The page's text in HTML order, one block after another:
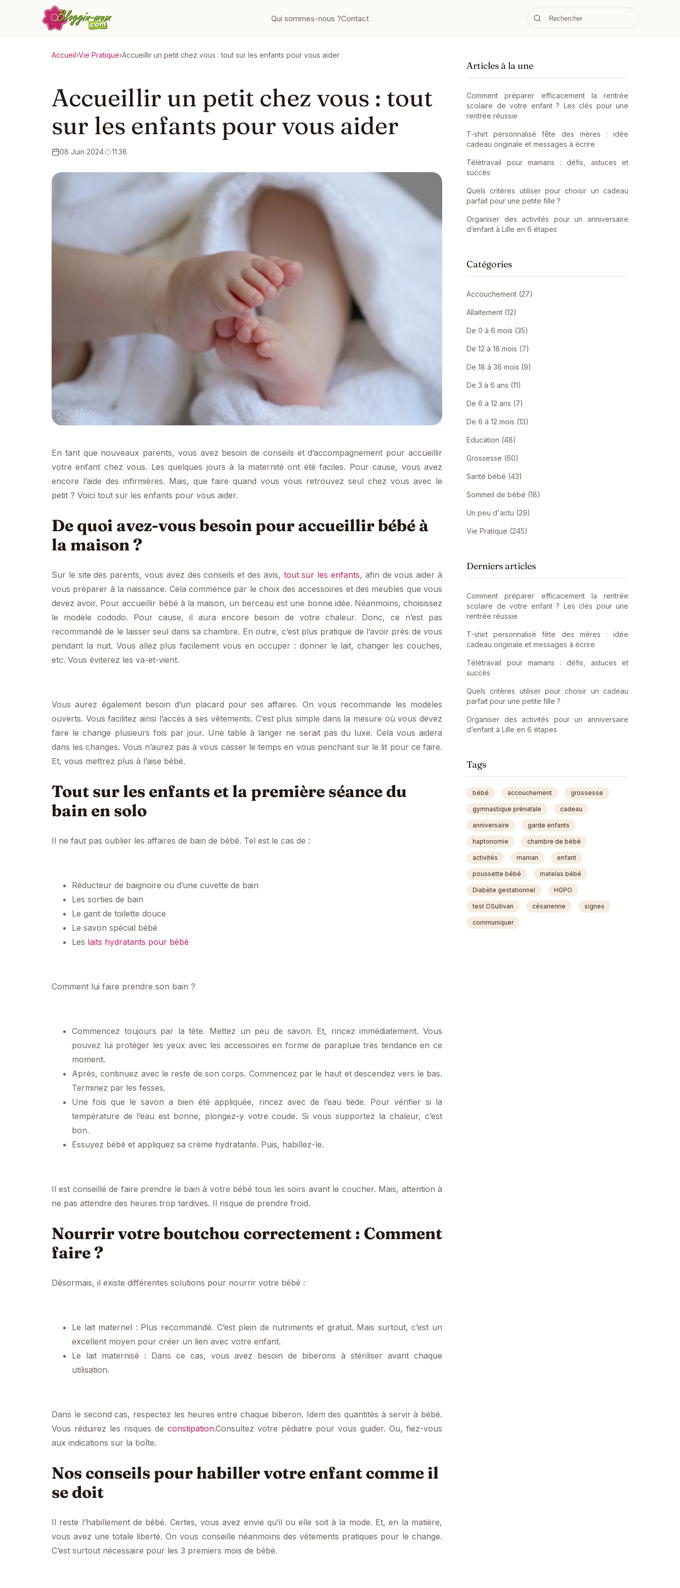
Qui sommes-nous ?Contact
Accueil›Vie Pratique›Accueillir un petit chez vous : tout sur les enfants pour vous aider
Accueillir un petit chez vous : tout
sur les enfants pour vous aider
08 Juin 2024 11:38
En tant que nouveaux parents, vous avez besoin de conseils et d’accompagnement pour accueillir
votre enfant chez vous. Les quelques jours à la maternité ont été faciles. Pour cause, vous avez
encore l’aide des infirmières. Mais, que faire quand vous vous retrouvez seul chez vous avec le
petit ? Voici tout sur les enfants pour vous aider.
De quoi avez-vous besoin pour accueillir bébé à
la maison ?
Sur le site des parents, vous avez des conseils et des avis, tout sur les enfants, afin de vous aider à
vous préparer à la naissance. Cela commence par le choix des accessoires et des meubles que vous
devez avoir. Pour accueillir bébé à la maison, un berceau est une bonne idée. Néanmoins, choisissez
le modèle cododo. Pour cause, il aura encore besoin de votre chaleur. Donc, ce n’est pas
recommandé de le laisser seul dans sa chambre. En outre, c’est plus pratique de l’avoir près de vous
pendant la nuit. Vous allez plus facilement vous en occuper : donner le lait, changer les couches,
etc. Vous éviterez les va-et-vient.
Vous aurez également besoin d’un placard pour ses affaires. On vous recommande les modèles
ouverts. Vous facilitez ainsi l’accès à ses vêtements. C’est plus simple dans la mesure où vous devez
faire le change plusieurs fois par jour. Une table à langer ne serait pas du luxe. Cela vous aidera
dans les changes. Vous n’aurez pas à vous casser le temps en vous penchant sur le lit pour ce faire.
Et, vous mettrez plus à l’aise bébé.
Tout sur les enfants et la première séance du
bain en solo
Il ne faut pas oublier les affaires de bain de bébé. Tel est le cas de :
Réducteur de baignoire ou d’une cuvette de bain
Les sorties de bain
Le gant de toilette douce
Le savon spécial bébé
Les laits hydratants pour bébé
Comment lui faire prendre son bain ?
Commencez toujours par la tête. Mettez un peu de savon. Et, rincez immédiatement. Vous
pouvez lui protéger les yeux avec les accessoires en forme de parapluie très tendance en ce
moment.
Après, continuez avec le reste de son corps. Commencez par le haut et descendez vers le bas.
Terminez par les fesses.
Une fois que le savon a bien été appliquée, rincez avec de l’eau tiède. Pour vérifier si la
température de l’eau est bonne, plongez-y votre coude. Si vous supportez la chaleur, c’est
bon.
Essuyez bébé et appliquez sa crème hydratante. Puis, habillez-le.
Il est conseillé de faire prendre le bain à votre bébé tous les soirs avant le coucher. Mais, attention à
ne pas attendre des heures trop tardives. Il risque de prendre froid.
Nourrir votre boutchou correctement : Comment
faire ?
Désormais, il existe différentes solutions pour nourrir votre bébé :
Le lait maternel : Plus recommandé. C’est plein de nutriments et gratuit. Mais surtout, c’est un
excellent moyen pour créer un lien avec votre enfant.
Le lait maternisé : Dans ce cas, vous avez besoin de biberons à stériliser avant chaque
utilisation.
Dans le second cas, respectez les heures entre chaque biberon. Idem des quantités à servir à bébé.
Vous réduirez les risques de constipation.Consultez votre pédiatre pour vous guider. Ou, fiez-vous
aux indications sur la boîte.
Nos conseils pour habiller votre enfant comme il
se doit
Il reste l’habillement de bébé. Certes, vous avez envie qu’il ou elle soit à la mode. Et, en la matière,
vous avez une totale liberté. On vous conseille néanmoins des vêtements pratiques pour le change.
C’est surtout nécessaire pour les 3 premiers mois de bébé.
Articles à la une
Comment préparer efficacement la rentrée
scolaire de votre enfant ? Les clés pour une
rentrée réussie
T-shirt personnalisé fête des mères : idée
cadeau originale et messages à écrire
Télétravail pour mamans : défis, astuces et
succès
Quels critères utiliser pour choisir un cadeau
parfait pour une petite fille ?
Organiser des activités pour un anniversaire
d’enfant à Lille en 6 étapes
Catégories
Accouchement (27)
Allaitement (12)
De 0 à 6 mois (35)
De 12 à 18 mois (7)
De 18 à 36 mois (9)
De 3 à 6 ans (11)
De 6 à 12 ans (7)
De 6 à 12 mois (13)
Education (48)
Grossesse (60)
Santé bébé (43)
Sommeil de bébé (18)
Un peu d'actu (29)
Vie Pratique (245)
Derniers articles
Comment préparer efficacement la rentrée
scolaire de votre enfant ? Les clés pour une
rentrée réussie
T-shirt personnalisé fête des mères : idée
cadeau originale et messages à écrire
Télétravail pour mamans : défis, astuces et
succès
Quels critères utiliser pour choisir un cadeau
parfait pour une petite fille ?
Organiser des activités pour un anniversaire
d’enfant à Lille en 6 étapes
Tags
bébé accouchement grossesse
gymnastique prénatale cadeau
anniversaire garde enfants
haptonomie chambre de bébé
activités maman enfant
poussette bébé matelas bébé
Diabète gestationnel HGPO
test OSullivan césarienne signes
communiquer